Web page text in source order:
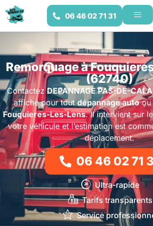
06 46 02 71 31
Remorquage à
(62740)
ContactezDEPANNAGE PAS-DE-
affiché pour toutdépannage autoou
Fouquieres-Les-Lens. Il intervient sur
votre véhicule et l’estimation est
déplacement.
06 46 02 71
Ultra-rapide
Tarifs transparents
Service